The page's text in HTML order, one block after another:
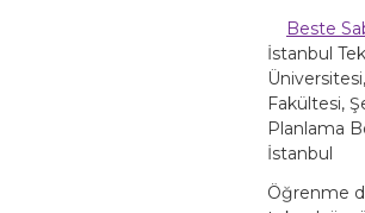
Beste
İstanbul
Fakültesi,
Planlama
İstanbul
Öğrenme